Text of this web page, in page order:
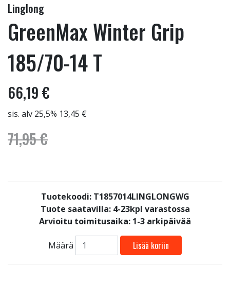
Linglong
GreenMax Winter Grip
185/70-14 T
66,19 €
sis. alv 25,5% 13,45 €
71,95 €
Tuotekoodi: T1857014LINGLONGWG
Tuote saatavilla: 4-23kpl varastossa
Arvioitu toimitusaika: 1-3 arkipäivää
Määrä Lisää koriin